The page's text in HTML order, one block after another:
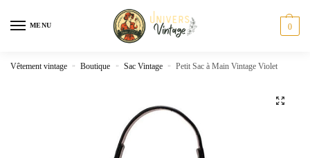
MENU 0
Vêtement vintage » Boutique » Sac Vintage » Petit Sac à Main Vintage Violet
🔍